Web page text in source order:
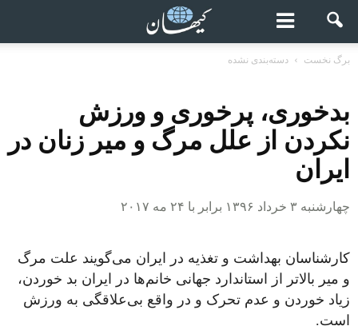
برگ نخست دسته‌بندی نشده
بدخوری، پرخوری و ورزش
نکردن از علل مرگ و میر زنان در
ایران
چهارشنبه ۳ خرداد ۱۳۹۶ برابر با ۲۴ مه ۲۰۱۷
کارشناسان بهداشت و تغذیه در ایران می‌گویند علت مرگ
و میر بالاتر از استاندارد جهانی خانم‌ها در ایران بد خوردن،
زیاد خوردن و عدم تحرک و در واقع بی‌علاقگی به ورزش
است.